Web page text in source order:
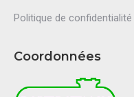
Politique de confidentialité
Coordonnées